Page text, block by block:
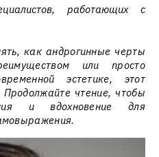
работающих с
как андрогинные черты
или просто
эстетике, этот
чтение, чтобы
и вдохновение для